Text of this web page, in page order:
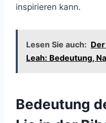
inspirieren kann.
Lesen Sie auch:
Leah: Bedeutung,
Bedeutung